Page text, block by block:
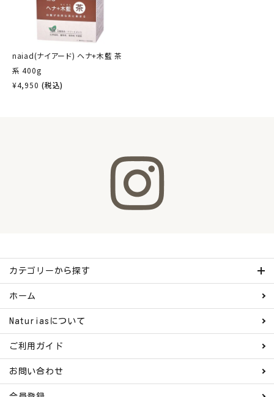
naiad(ナイアード) ヘナ+木藍 茶
系 400g
¥4,950 (税込)
カテゴリーから探す
ホーム
Naturiasについて
ご利用ガイド
お問い合わせ